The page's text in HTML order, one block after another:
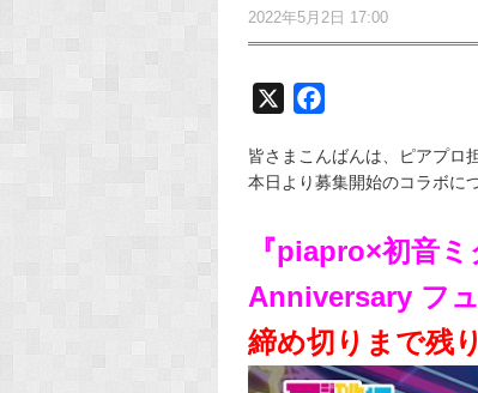
2022年5月2日 17:00
c
e
o
皆さまこんばんは、ピアプロ
本日より募集開始のコラボに
『piapro×初音
Anniversary フ
締め切りまで残